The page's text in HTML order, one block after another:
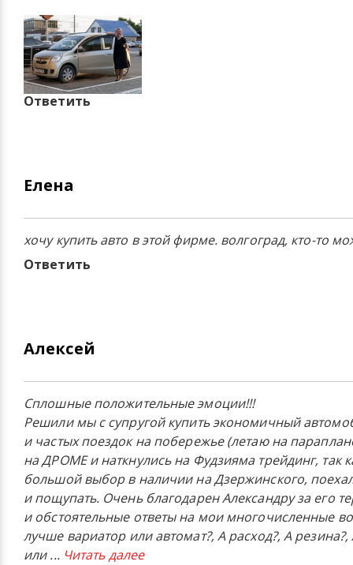
Ответить
Елена
хочу купить авто в этой фирме. волгоград, кто-то
Ответить
Алексей
Сплошные положительные эмоции!!!
Решили мы с супругой купить экономичный
и частых поездок на побережье (летаю на
на ДРОМЕ и наткнулись на Фудзияма трейдинг, так
большой выбор в наличии на Дзержинского,
и пощупать. Очень благодарен Александру за его
и обстоятельные ответы на мои многочисленные
лучше вариатор или автомат?, А расход?, А
или... Читать далее